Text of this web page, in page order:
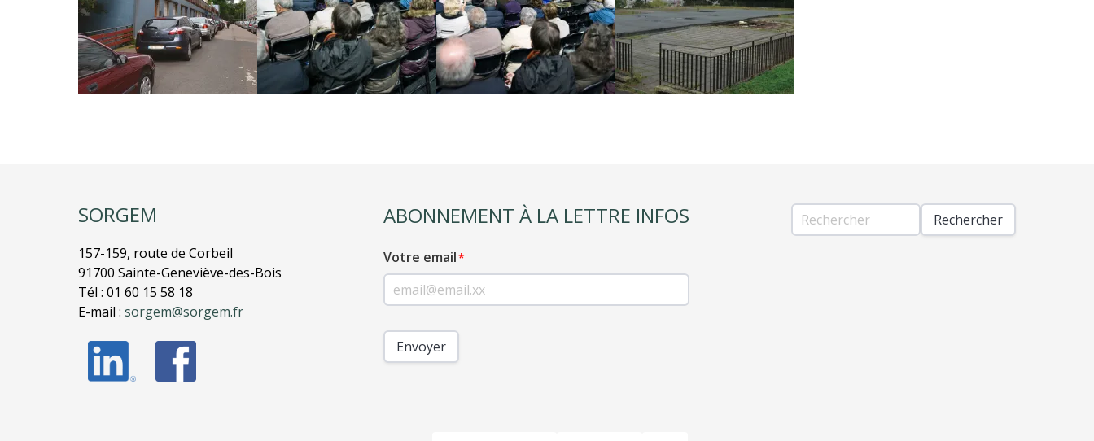
SORGEM
157-159, route de Corbeil
91700 Sainte-Geneviève-des-Bois
Tél : 01 60 15 58 18
E-mail : sorgem@sorgem.fr
ABONNEMENT À LA LETTRE INFOS
Votre email
Envoyer
Rechercher